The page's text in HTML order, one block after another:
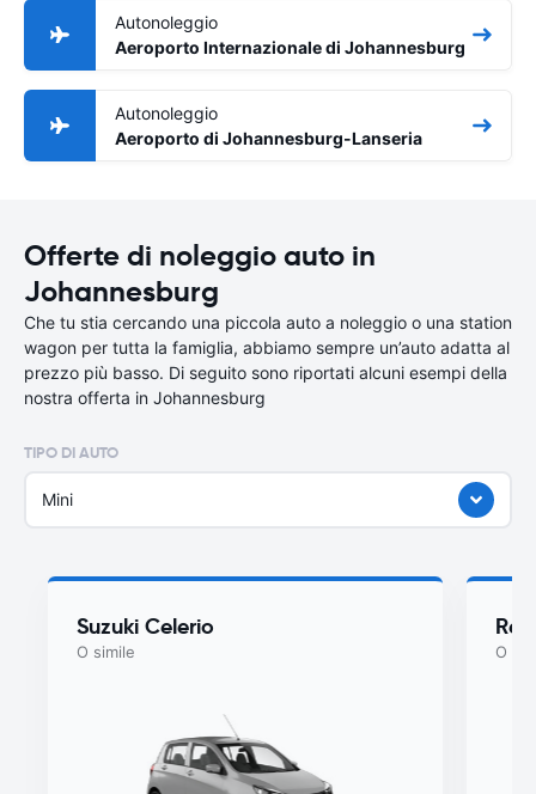
Autonoleggio
Aeroporto Internazionale di Johannesburg
Autonoleggio
Aeroporto di Johannesburg-Lanseria
Offerte di noleggio auto in
Johannesburg
Che tu stia cercando una piccola auto a noleggio o una station
wagon per tutta la famiglia, abbiamo sempre un’auto adatta al
prezzo più basso. Di seguito sono riportati alcuni esempi della
nostra offerta in Johannesburg
TIPO DI AUTO
Mini
Suzuki Celerio
O simile O